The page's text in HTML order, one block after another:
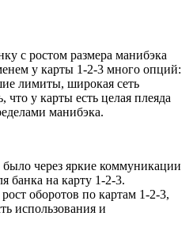
с ростом размера манибэка
у карты 1-2-3 много опций:
лимиты, широкая сеть
у карты есть целая плеяда
манибэка.
через яркие коммуникации
банка на карту 1-2-3.
оборотов по картам 1-2-3,
использования и